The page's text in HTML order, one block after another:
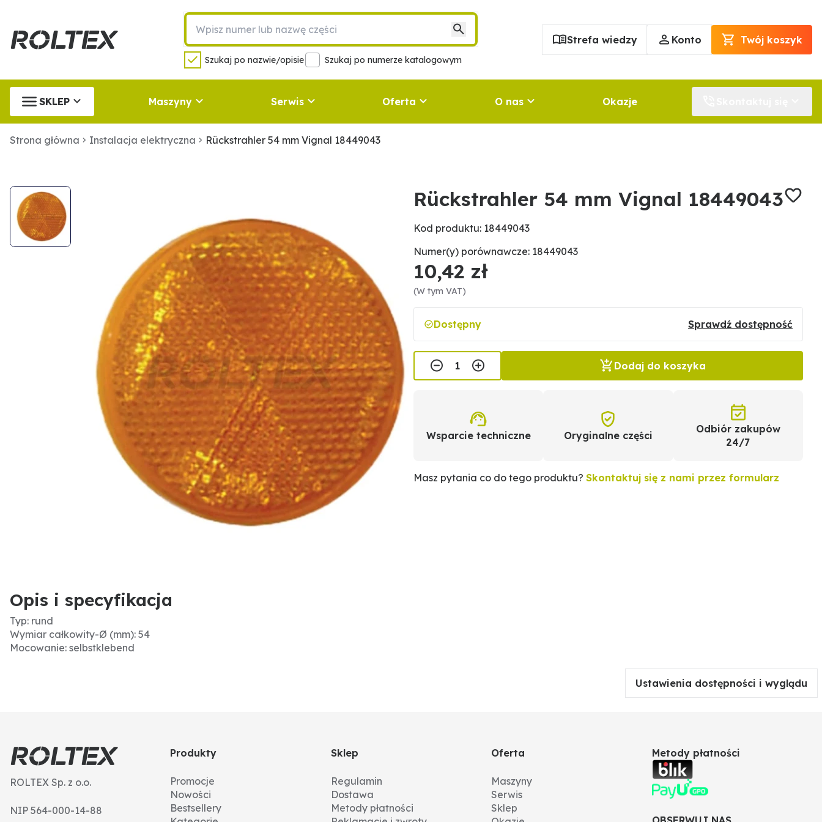
Szukaj po nazwie/opisie Szukaj po numerze katalogowym
Strefa wiedzy Konto Twój koszyk
SKLEP Maszyny Serwis Oferta O nas Okazje
Strona główna Instalacja elektryczna Rückstrahler 54 mm Vignal 18449043
Rückstrahler 54 mm Vignal 18449043
Kod produktu: 18449043
Numer(y) porównawcze: 18449043
10,42 zł
(W tym VAT)
Dostępny Sprawdź dostępność
Dodaj do koszyka
Wsparcie techniczne Oryginalne części
Odbiór zakupów
24/7
Masz pytania co do tego produktu? Skontaktuj się z nami przez formularz
Opis i specyfikacja
Typ: rund
Wymiar całkowity-Ø (mm): 54
Mocowanie: selbstklebend
Ustawienia dostępności i wyglądu
ROLTEX Sp. z o.o.
NIP 564-000-14-88
Produkty
Promocje
Nowości
Bestsellery
Sklep
Regulamin
Dostawa
Metody płatności
Oferta
Maszyny
Serwis
Sklep
Metody płatności